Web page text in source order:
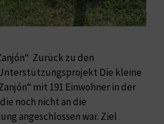
Zurück zu den
Die kleine
mit 191 Einwohner in der
noch nicht an die
angeschlossen war. Ziel